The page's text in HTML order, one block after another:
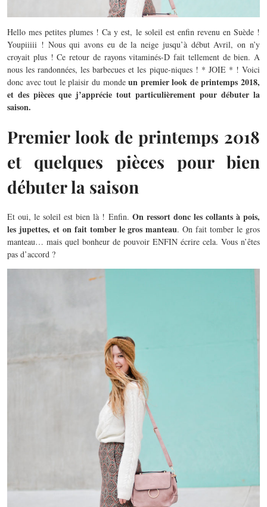
Hello mes petites plumes ! Ca y est, le soleil est enfin revenu en Suède !
Youpiiiii ! Nous qui avons eu de la neige jusqu’à début Avril, on n’y
croyait plus ! Ce retour de rayons vitaminés-D fait tellement de bien. A
nous les randonnées, les barbecues et les pique-niques ! * JOIE * ! Voici
donc avec tout le plaisir du mondeun premier look de printemps 2018,
et des pièces que j’apprécie tout particulièrement pour débuter la
saison.
Premier look de printemps 2018
et quelques pièces pour bien
débuter la saison
Et oui, le soleil est bien là ! Enfin. On ressort donc les collants à pois,
les jupettes, et on fait tomber le gros manteau. On fait tomber le gros
manteau… mais quel bonheur de pouvoir ENFIN écrire cela. Vous n’êtes
pas d’accord ?